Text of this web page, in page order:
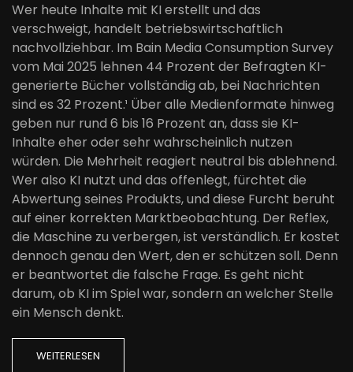
Wer heute Inhalte mit KI erstellt und das
verschweigt, handelt betriebswirtschaftlich
nachvollziehbar. Im Bain Media Consumption Survey
vom Mai 2025 lehnen 44 Prozent der Befragten KI-
generierte Bücher vollständig ab, bei Nachrichten
sind es 32 Prozent.¹ Über alle Medienformate hinweg
geben nur rund 6 bis 16 Prozent an, dass sie KI-
Inhalte eher oder sehr wahrscheinlich nutzen
würden. Die Mehrheit reagiert neutral bis ablehnend.
Wer also KI nutzt und das offenlegt, fürchtet die
Abwertung seines Produkts, und diese Furcht beruht
auf einer korrekten Marktbeobachtung. Der Reflex,
die Maschine zu verbergen, ist verständlich. Er kostet
dennoch genau den Wert, den er schützen soll. Denn
er beantwortet die falsche Frage. Es geht nicht
darum, ob KI im Spiel war, sondern an welcher Stelle
ein Mensch denkt.
WEITERLESEN